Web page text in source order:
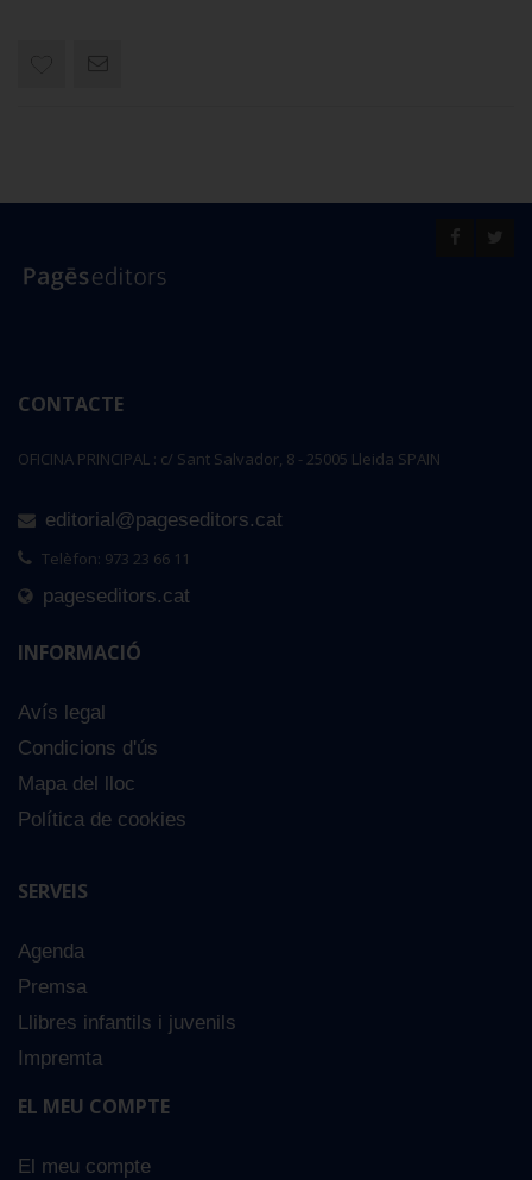
CONTACTE
OFICINA PRINCIPAL : c/ Sant Salvador, 8 - 25005 Lleida SPAIN
editorial@pageseditors.cat
Telèfon: 973 23 66 11
pageseditors.cat
INFORMACIÓ
Avís legal
Condicions d'ús
Mapa del lloc
Política de cookies
SERVEIS
Agenda
Premsa
Llibres infantils i juvenils
Impremta
EL MEU COMPTE
El meu compte